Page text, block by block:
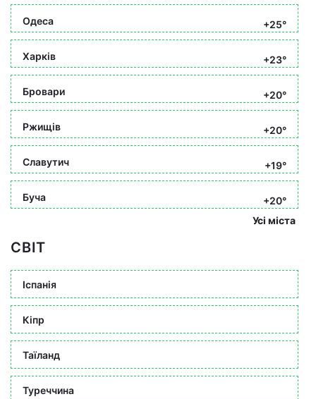
Одеса +25°
Харків +23°
Бровари +20°
Ржищів +20°
Славутич +19°
Буча
+20°
Усі міста
СВІТ
Іспанія
Кіпр
Таїланд
Туреччина